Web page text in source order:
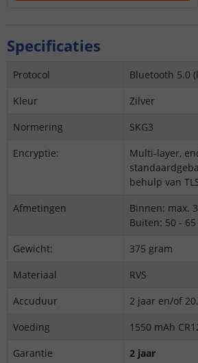
Specificaties
Protocol
Bluetooth 5.0
Kleur
Zilver
Normering
SKG3
Encryptie:
Multi-layer,
behulp van
Afmetingen
Binnen: max.
Buiten: 50 -
Gewicht:
375 gram
Materiaal
RVS
Accuduur
2 jaar en/of
Voeding
1550 mAh
Garantie
2 jaar